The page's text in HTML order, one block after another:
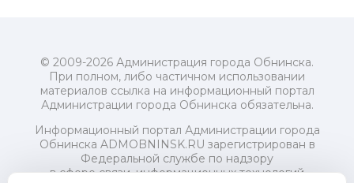
© 2009-2026 Администрация города Обнинска.
При полном, либо частичном использовании
материалов ссылка на информационный портал
Администрации города Обнинска обязательна.
Информационный портал Администрации города
Обнинска ADMOBNINSK.RU зарегистрирован в
Федеральной службе по надзору
в сфере связи, информационных технологий